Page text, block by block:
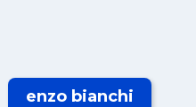
enzo bianchi